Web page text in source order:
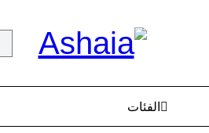
الفئات